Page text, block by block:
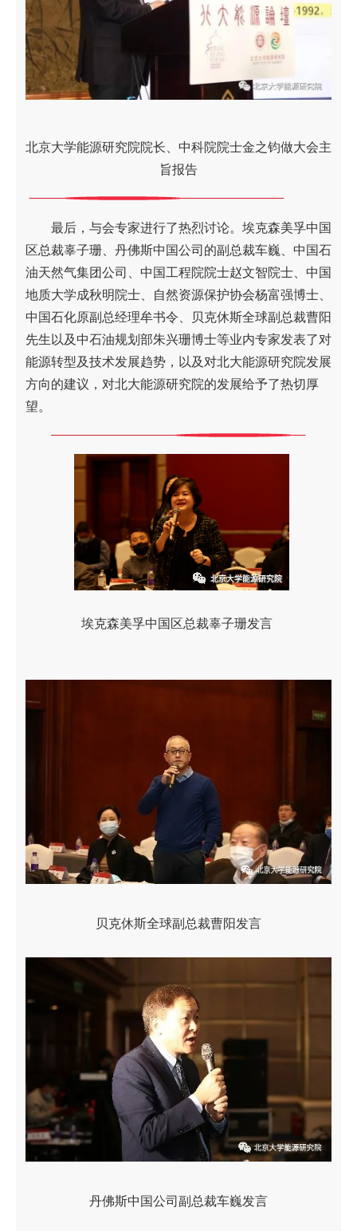
北京大学能源研究院院长、中科院院士金之钧做大会主
旨报告
最后，与会专家进行了热烈讨论。埃克森美孚中国
区总裁辜子珊、丹佛斯中国公司的副总裁车巍、中国石
油天然气集团公司、中国工程院院士赵文智院士、中国
地质大学成秋明院士、自然资源保护协会杨富强博士、
中国石化原副总经理牟书令、贝克休斯全球副总裁曹阳
先生以及中石油规划部朱兴珊博士等业内专家发表了对
能源转型及技术发展趋势，以及对北大能源研究院发展
方向的建议，对北大能源研究院的发展给予了热切厚
望。
埃克森美孚中国区总裁辜子珊发言
贝克休斯全球副总裁曹阳发言
丹佛斯中国公司副总裁车巍发言